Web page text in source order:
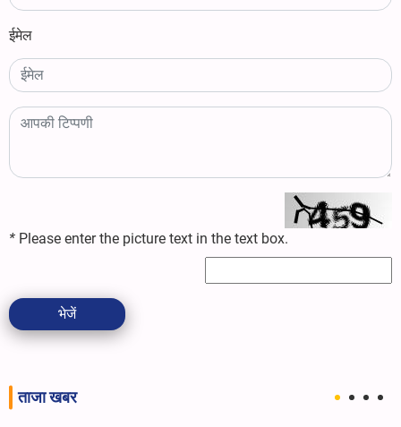
ईमेल
* Please enter the picture text in the text box.
भेजें
ताजा खबर